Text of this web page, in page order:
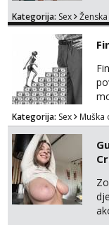
Kategorija: Sex
Kategorija: Sex Muška